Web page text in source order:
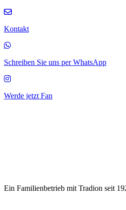
Kontakt
Schreiben Sie uns per WhatsApp
Werde jetzt Fan
Ein Familienbetrieb mit Tradion seit